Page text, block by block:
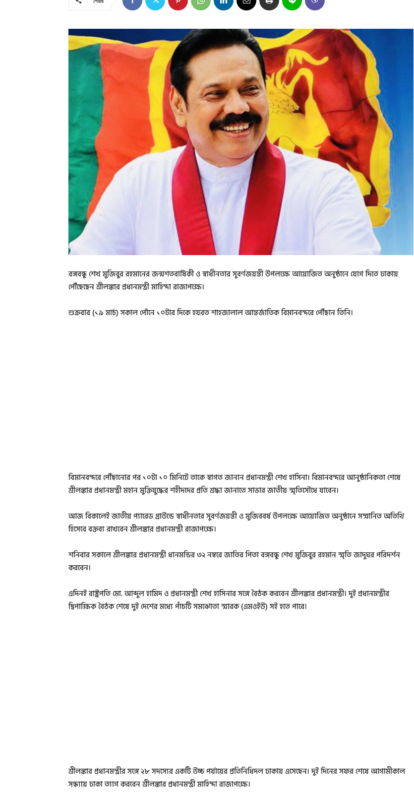
বঙ্গবন্ধু শেখ মুজিবুর রহমানের জন্মশতবার্ষিকী ও স্বাধীনতার সুবর্ণজয়ন্তী উপলক্ষে আয়োজিত অনুষ্ঠানে যোগ দিতে ঢাকায়
পৌঁছেছেন শ্রীলঙ্কার প্রধানমন্ত্রী মাহিন্দা রাজাপক্ষে।
শুক্রবার (১৯ মার্চ) সকাল পৌনে ১০টার দিকে হযরত শাহজালাল আন্তর্জাতিক বিমানবন্দরে পৌঁছান তিনি।
বিমানবন্দরে পৌঁছানোর পর ১০টা ১০ মিনিটে তাকে স্বাগত জানান প্রধানমন্ত্রী শেখ হাসিনা। বিমানবন্দরে আনুষ্ঠানিকতা শেষে
শ্রীলঙ্কার প্রধানমন্ত্রী মহান মুক্তিযুদ্ধের শহীদদের প্রতি শ্রদ্ধা জানাতে সাভার জাতীয় স্মৃতিসৌধে যাবেন।
আজ বিকালেই জাতীয় প্যারেড গ্রাউন্ডে স্বাধীনতার সুবর্ণজয়ন্তী ও মুজিববর্ষ উপলক্ষে আয়োজিত অনুষ্ঠানে সম্মানিত অতিথি
হিসেবে বক্তব্য রাখবেন শ্রীলঙ্কার প্রধানমন্ত্রী রাজাপক্ষে।
শনিবার সকালে শ্রীলঙ্কার প্রধানমন্ত্রী ধানমন্ডির ৩২ নম্বরে জাতির পিতা বঙ্গবন্ধু শেখ মুজিবুর রহমান স্মৃতি জাদুঘর পরিদর্শন
করবেন।
এদিনই রাষ্ট্রপতি মো. আব্দুল হামিদ ও প্রধানমন্ত্রী শেখ হাসিনার সঙ্গে বৈঠক করবেন শ্রীলঙ্কার প্রধানমন্ত্রী। দুই প্রধানমন্ত্রীর
দ্বিপাক্ষিক বৈঠক শেষে দুই দেশের মধ্যে পাঁচটি সমঝোতা স্মারক (এমওইউ) সই হতে পারে।
শ্রীলঙ্কার প্রধানমন্ত্রীর সঙ্গে ২৮ সদস্যের একটি উচ্চ পর্যায়ের প্রতিনিধিদল ঢাকায় এসেছেন। দুই দিনের সফর শেষে আগামীকাল
সন্ধ্যায় ঢাকা ত্যাগ করবেন শ্রীলঙ্কার প্রধানমন্ত্রী মাহিন্দা রাজাপক্ষে।